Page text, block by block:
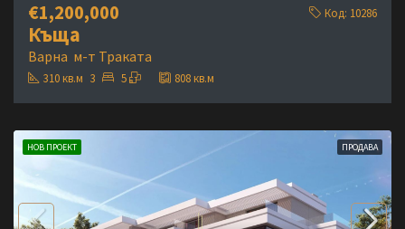
€1,200,000 Код: 10286
Къща
Варна м-т Траката
310 кв.м 3 5 808 кв.м
ПРОДАВА
НОВ ПРОЕКТ